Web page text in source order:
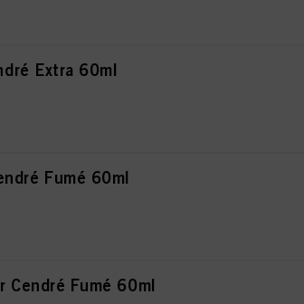
Extra 60ml
Fumé 60ml
Cendré Fumé 60ml